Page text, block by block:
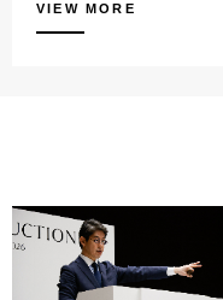
VIEW MORE